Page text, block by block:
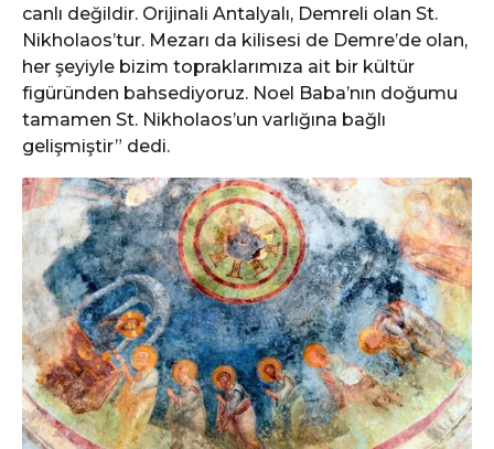
canlı değildir. Orijinali Antalyalı, Demreli olan St.
Nikholaos’tur. Mezarı da kilisesi de Demre’de olan,
her şeyiyle bizim topraklarımıza ait bir kültür
figüründen bahsediyoruz. Noel Baba’nın doğumu
tamamen St. Nikholaos’un varlığına bağlı
gelişmiştir” dedi.